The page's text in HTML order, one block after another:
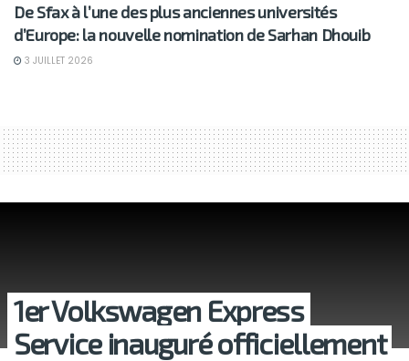
De Sfax à l’une des plus anciennes universités
d’Europe: la nouvelle nomination de Sarhan Dhouib
3 JUILLET 2026
1er Volkswagen Express
Service inauguré officiellement